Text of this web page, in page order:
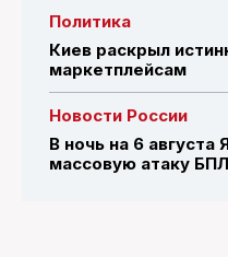
Политика
Киев раскрыл
маркетплейсам
Новости России
В ночь на 6 августа
массовую атаку